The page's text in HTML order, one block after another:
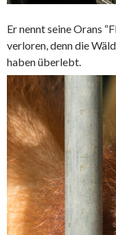
Er nennt seine Orans
verloren, denn die
haben überlebt.